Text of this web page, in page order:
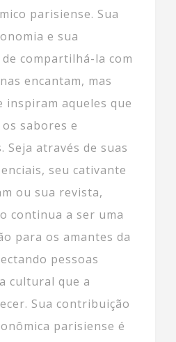
parisiense. Sua
e sua
compartilhá-la com
encantam, mas
inspiram aqueles que
sabores e
Seja através de suas
seu cativante
ou sua revista,
continua a ser uma
para os amantes da
pessoas
cultural que a
Sua contribuição
parisiense é